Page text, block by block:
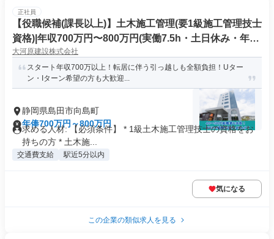
正社員
【役職候補(課長以上)】土木施工管理(要1級施工管理技士
資格)|年収700万円〜800万円(実働7.5h・土日休み・年間
休日120日・転居費用支給)
大河原建設株式会社
スタート年収700万以上！転居に伴う引っ越しも全額負担！Uター
ン・Iターン希望の方も大歓迎...
静岡県島田市向島町
年俸700万円～800万円
求める人材: 【必須条件】 * 1級土木施工管理技士の資格をお
持ちの方 * 土木施...
交通費支給 駅近5分以内
気になる
この企業の類似求人を見る